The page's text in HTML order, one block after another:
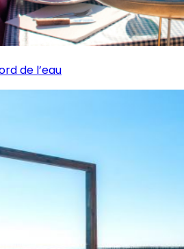
de l’eau